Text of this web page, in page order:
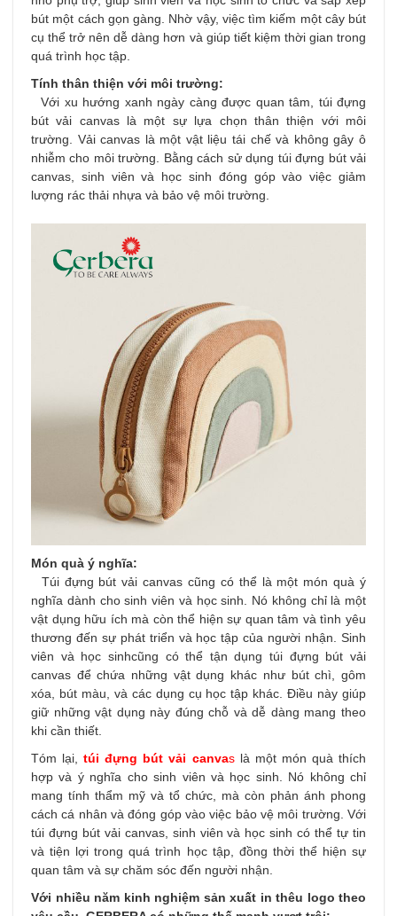
bút một cách gọn gàng. Nhờ vậy, việc tìm kiếm một cây bút
cụ thể trở nên dễ dàng hơn và giúp tiết kiệm thời gian trong
quá trình học tập.
Tính thân thiện với môi trường:
Với xu hướng xanh ngày càng được quan tâm, túi đựng
bút vải canvas là một sự lựa chọn thân thiện với môi
trường. Vải canvas là một vật liệu tái chế và không gây ô
nhiễm cho môi trường. Bằng cách sử dụng túi đựng bút vải
canvas, sinh viên và học sinh đóng góp vào việc giảm
lượng rác thải nhựa và bảo vệ môi trường.
Món quà ý nghĩa:
Túi đựng bút vải canvas cũng có thể là một món quà ý
nghĩa dành cho sinh viên và học sinh. Nó không chỉ là một
vật dụng hữu ích mà còn thể hiện sự quan tâm và tình yêu
thương đến sự phát triển và học tập của người nhận. Sinh
viên và học sinhcũng có thể tận dụng túi đựng bút vải
canvas để chứa những vật dụng khác như bút chì, gôm
xóa, bút màu, và các dụng cụ học tập khác. Điều này giúp
giữ những vật dụng này đúng chỗ và dễ dàng mang theo
khi cần thiết.
Tóm lại,
túi đựng bút vải canvaslà một món quà thích
hợp và ý nghĩa cho sinh viên và học sinh. Nó không chỉ
mang tính thẩm mỹ và tổ chức, mà còn phản ánh phong
cách cá nhân và đóng góp vào việc bảo vệ môi trường. Với
túi đựng bút vải canvas, sinh viên và học sinh có thể tự tin
và tiện lợi trong quá trình học tập, đồng thời thể hiện sự
quan tâm và sự chăm sóc đến người nhận.
Với nhiều năm kinh nghiệm sản xuất in thêu logo theo